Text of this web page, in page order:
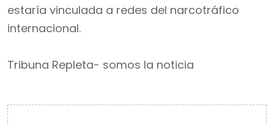
estaría vinculada a redes del narcotráfico
internacional.
Tribuna Repleta- somos la noticia